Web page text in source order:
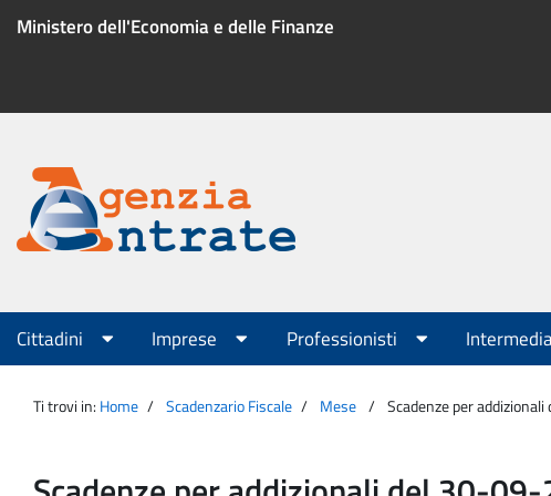
Ministero dell'Economia e delle Finanze
Menu
servizio
Agenzia
Entrate
Menu
principale
Cittadini Imprese Professionisti
Ti trovi in: Home Scadenzario Fiscale Mese Scadenze per